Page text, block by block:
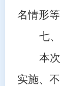
名情形
七
本
实施、